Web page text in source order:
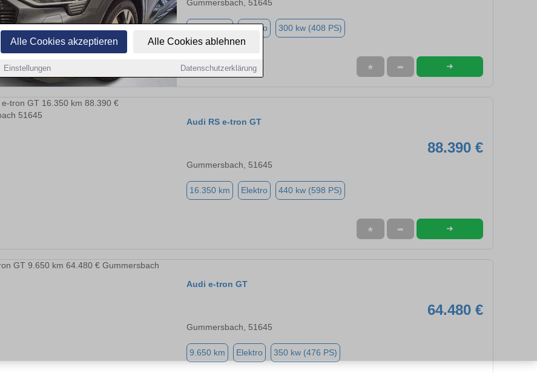
Alle Cookies akzeptieren Alle Cookies ablehnen
Einstellungen Datenschutzerklärung
Gummersbach, 51645
Elektro 300 kw (408 PS)
★ ➦ ➜
Audi RS e-tron GT
88.390 €
Gummersbach, 51645
16.350 km Elektro 440 kw (598 PS)
★ ➦ ➜
Audi e-tron GT
64.480 €
Gummersbach, 51645
9.650 km Elektro 350 kw (476 PS)